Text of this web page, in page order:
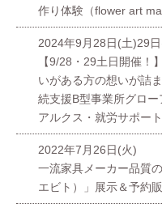
作り体験（flower art
2024年9月28日(土)29
【9/28・29土日開催！
いがある方の想いが詰
続支援B型事業所グロ
アルクス・就労サポート
2022年7月26日(火)
一流家具メーカー品質
エビト）」展示＆予約